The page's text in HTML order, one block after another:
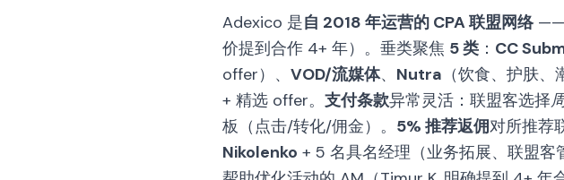
Adexico 是自 2018 年运营的 CPA 联盟网络——
价提到合作 4+ 年）。垂类聚焦 5 类 ： CC
offer）、 VOD/流媒体、 Nutra （饮食、护肤、
+ 精选 offer。 支付条款异常灵活：联盟客选择
板（点击/转化/佣金）。 5% 推荐返佣对所推荐
Nikolenko + 5 名具名经理（业务拓展、联盟